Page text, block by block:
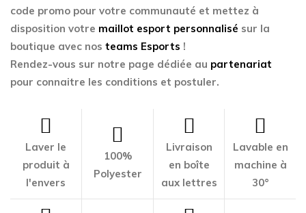
code promo pour votre communauté et mettez à
disposition votre maillot esport personnalisé sur la
boutique avec nos teams Esports !
Rendez-vous sur notre page dédiée au partenariat
pour connaitre les conditions et postuler.
Laver le
produit à
l'envers
100%
Polyester
Livraison
en boîte
aux lettres
Lavable en
machine à
30°